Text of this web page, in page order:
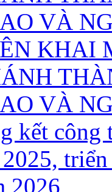
KHAI
VÀ